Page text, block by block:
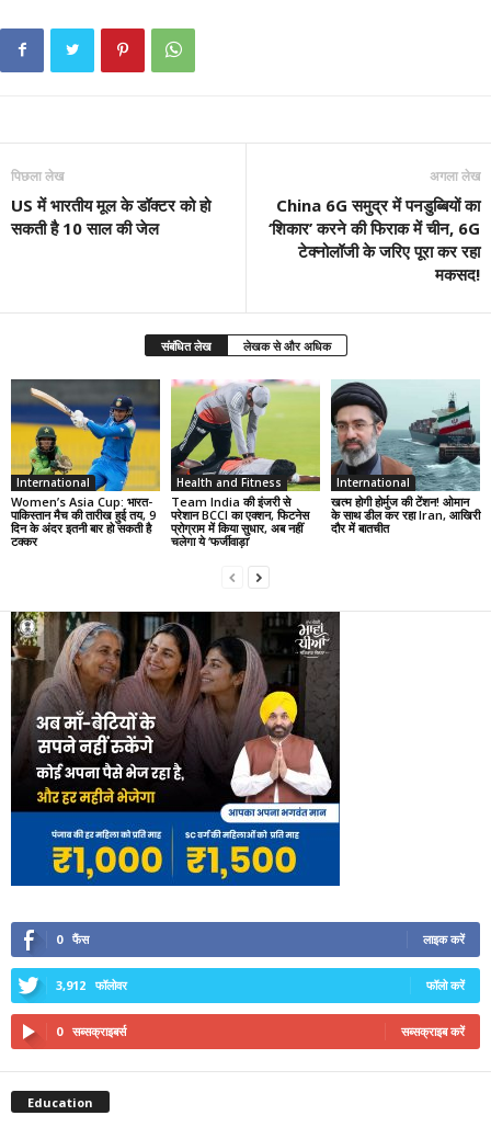
पिछला लेख
US में भारतीय मूल के डॉक्टर को हो
सकती है 10 साल की जेल
अगला लेख
China 6G समुद्र में पनडुब्बियों का
‘शिकार’ करने की फिराक में चीन, 6G
टेक्नोलॉजी के जरिए पूरा कर रहा
मकसद!
संबंधित लेख लेखक से और अधिक
International
Women’s Asia Cup: भारत-
पाकिस्तान मैच की तारीख हुई तय, 9
दिन के अंदर इतनी बार हो सकती है
टक्कर
Health and Fitness
Team India की इंजरी से
परेशान BCCI का एक्शन, फिटनेस
प्रोग्राम में किया सुधार, अब नहीं
चलेगा ये ‘फर्जीवाड़ा’
International
खत्म होगी होर्मुज की टेंशन! ओमान
के साथ डील कर रहा Iran, आखिरी
दौर में बातचीत
0 फैंस लाइक करें
3,912 फॉलोवर फॉलो करें
0 सब्सक्राइबर्स सब्सक्राइब करें
Education